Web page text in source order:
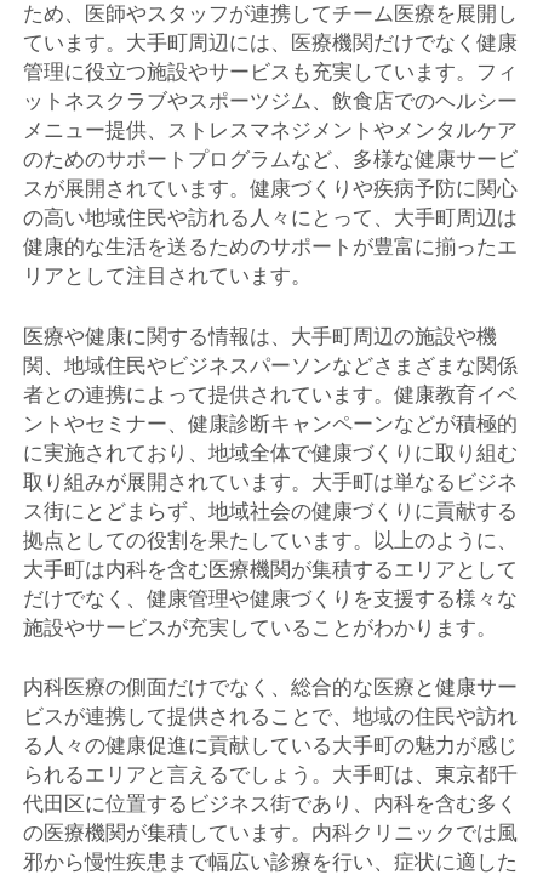
ため、医師やスタッフが連携してチーム医療を展開し
ています。大手町周辺には、医療機関だけでなく健康
管理に役立つ施設やサービスも充実しています。フィ
ットネスクラブやスポーツジム、飲食店でのヘルシー
メニュー提供、ストレスマネジメントやメンタルケア
のためのサポートプログラムなど、多様な健康サービ
スが展開されています。健康づくりや疾病予防に関心
の高い地域住民や訪れる人々にとって、大手町周辺は
健康的な生活を送るためのサポートが豊富に揃ったエ
リアとして注目されています。
医療や健康に関する情報は、大手町周辺の施設や機
関、地域住民やビジネスパーソンなどさまざまな関係
者との連携によって提供されています。健康教育イベ
ントやセミナー、健康診断キャンペーンなどが積極的
に実施されており、地域全体で健康づくりに取り組む
取り組みが展開されています。大手町は単なるビジネ
ス街にとどまらず、地域社会の健康づくりに貢献する
拠点としての役割を果たしています。以上のように、
大手町は内科を含む医療機関が集積するエリアとして
だけでなく、健康管理や健康づくりを支援する様々な
施設やサービスが充実していることがわかります。
内科医療の側面だけでなく、総合的な医療と健康サー
ビスが連携して提供されることで、地域の住民や訪れ
る人々の健康促進に貢献している大手町の魅力が感じ
られるエリアと言えるでしょう。大手町は、東京都千
代田区に位置するビジネス街であり、内科を含む多く
の医療機関が集積しています。内科クリニックでは風
邪から慢性疾患まで幅広い診療を行い、症状に適した